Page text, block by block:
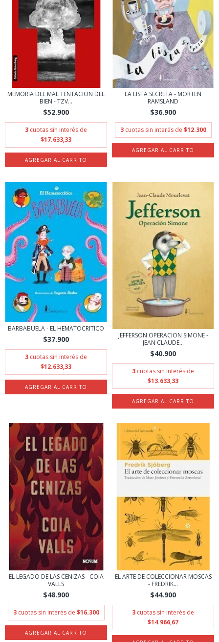
MEMORIA DEL MAL TENTACION DEL
BIEN - TZV...
$52.900
3 cuotas sin interés de
$17.633,33
LA LISTA SECRETA - MORTEN
RAMSLAND
$36.900
3 cuotas sin interés de $12.300
BARBABUELA - EL HEMATOCRITICO
$37.900
3 cuotas sin interés de
$12.633,33
JEFFERSON OPERACION SIMONE -
JEAN CLAUDE...
$40.900
3 cuotas sin interés de
$13.633,33
EL LEGADO DE LAS CENIZAS - COIA
VALLS
$48.900
3 cuotas sin interés de $16.300
EL ARTE DE COLECCIONAR MOSCAS
- FREDRIK...
$44.900
3 cuotas sin interés de
$14.966,67